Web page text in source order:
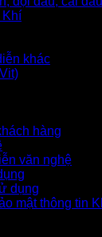
Khí
khác
hàng
văn nghệ
dụng
mật thông tin